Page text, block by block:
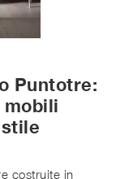
Puntotre:
costruite in